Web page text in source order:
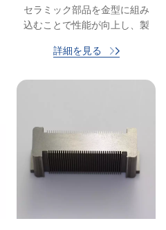
たテクニカルセラミック
部品およびコンポーネン
セラミック部品を金型に組み
込むことで性能が向上し、製
延長につながります。
詳細を見る